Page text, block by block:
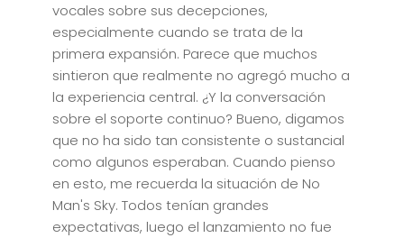
vocales sobre sus decepciones,
especialmente cuando se trata de la
primera expansión. Parece que muchos
sintieron que realmente no agregó mucho a
la experiencia central. ¿Y la conversación
sobre el soporte continuo? Bueno, digamos
que no ha sido tan consistente o sustancial
como algunos esperaban. Cuando pienso
en esto, me recuerda la situación de No
Man's Sky. Todos tenían grandes
expectativas, luego el lanzamiento no fue